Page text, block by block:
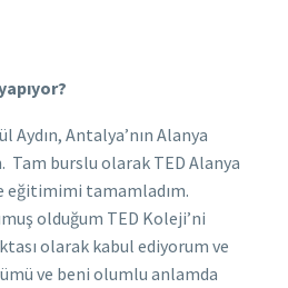
Aydın, Antalya’nın Alanya
Tam burslu olarak TED Alanya
eğitimimi tamamladım.
olduğum TED Koleji’ni
olarak kabul ediyorum ve
ve beni olumlu anlamda